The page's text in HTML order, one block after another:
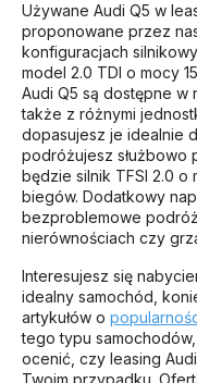
Używane Audi Q5 w
proponowane przez
konfiguracjach
model 2.0 TDI o mocy
Audi Q5 są dostępne w
także z różnymi
dopasujesz je idealnie
podróżujesz służbowo
będzie silnik TFSI 2.0 o
biegów. Dodatkowy
bezproblemowe
nierównościach czy
Interesujesz się
idealny samochód,
artykułów o
tego typu
ocenić, czy leasing